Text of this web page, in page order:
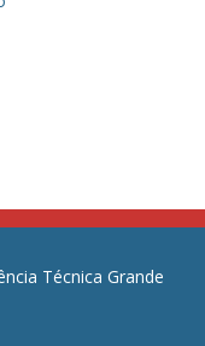
Técnica Grande